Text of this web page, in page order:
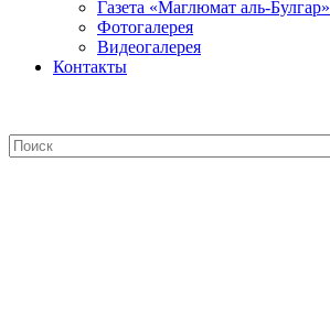
Газета «Маглюмат аль-Булгар»
Фотогалерея
Видеогалерея
Контакты